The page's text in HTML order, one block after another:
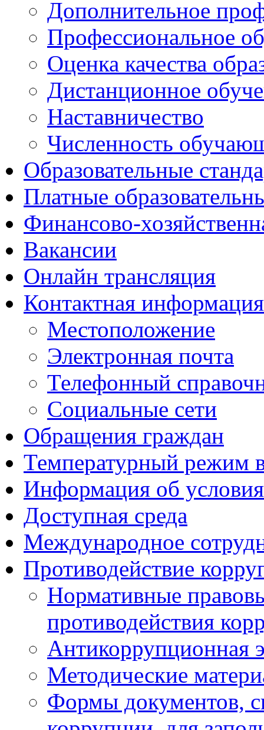
Дополнительное
Профессиональное
Оценка качества
Дистанционное
Наставничество
Численность
Образовательные
Платные
Финансово-
Вакансии
Онлайн трансляция
Контактная информация
Местоположение
Электронная почта
Телефонный
Социальные сети
Обращения граждан
Температурный режим
Информация об
Доступная среда
Международное
Противодействие
Нормативные
противодействия
Антикоррупционная
Методические
Формы документов,